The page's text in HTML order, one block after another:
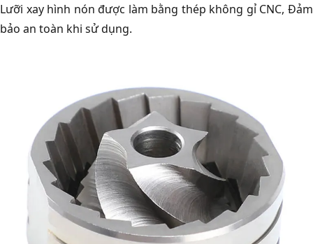
Lưỡi xay hình nón được làm bằng thép không gỉ CNC, Đảm
bảo an toàn khi sử dụng.